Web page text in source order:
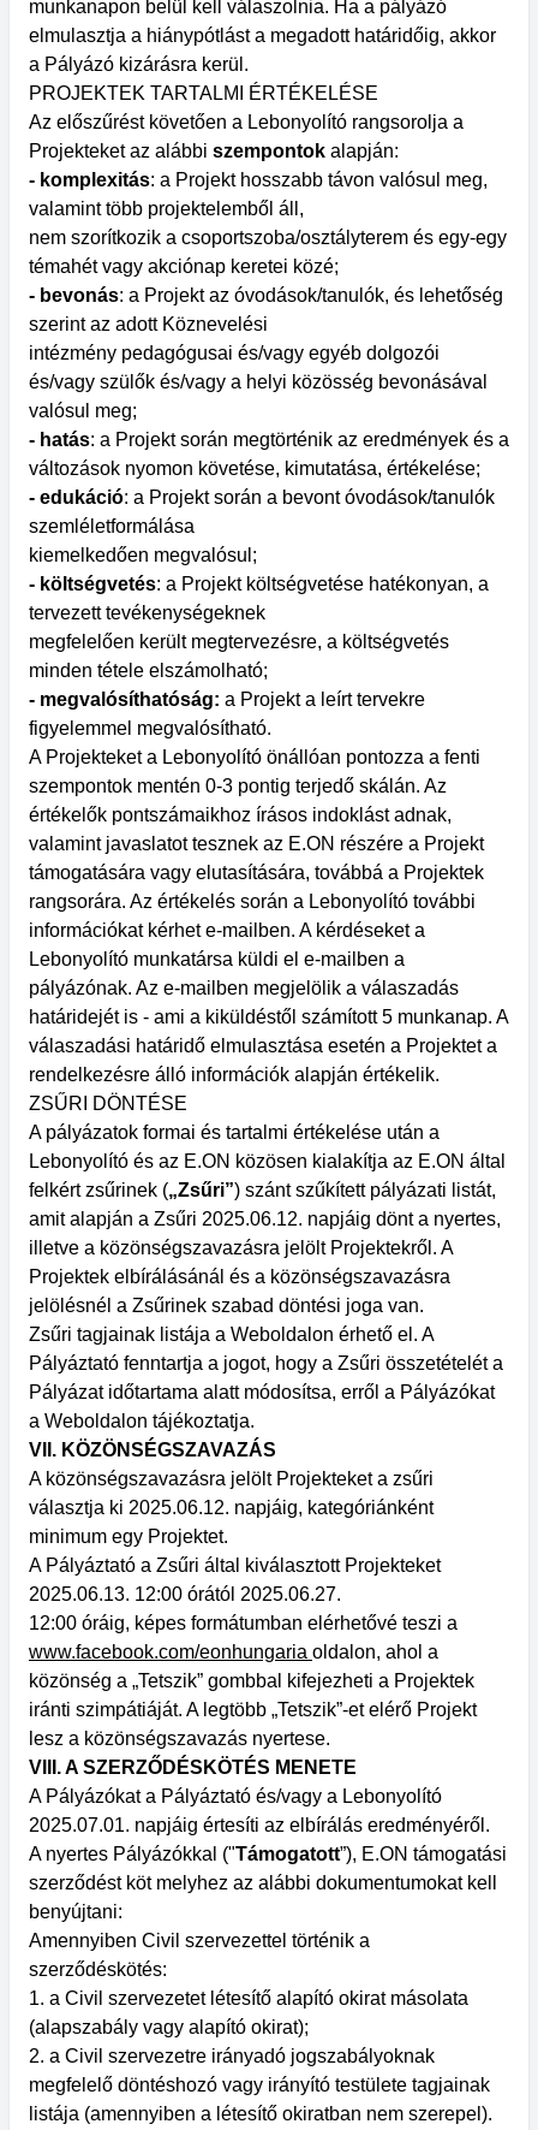
munkanapon belül kell válaszolnia. Ha a pályázó
elmulasztja a hiánypótlást a megadott határidőig, akkor
a Pályázó kizárásra kerül.
PROJEKTEK TARTALMI ÉRTÉKELÉSE
Az előszűrést követően a Lebonyolító rangsorolja a
Projekteket az alábbi szempontok alapján:
- komplexitás: a Projekt hosszabb távon valósul meg,
valamint több projektelemből áll,
nem szorítkozik a csoportszoba/osztályterem és egy-egy
témahét vagy akciónap keretei közé;
- bevonás: a Projekt az óvodások/tanulók, és lehetőség
szerint az adott Köznevelési
intézmény pedagógusai és/vagy egyéb dolgozói
és/vagy szülők és/vagy a helyi közösség bevonásával
valósul meg;
- hatás: a Projekt során megtörténik az eredmények és a
változások nyomon követése, kimutatása, értékelése;
- edukáció: a Projekt során a bevont óvodások/tanulók
szemléletformálása
kiemelkedően megvalósul;
- költségvetés: a Projekt költségvetése hatékonyan, a
tervezett tevékenységeknek
megfelelően került megtervezésre, a költségvetés
minden tétele elszámolható;
- megvalósíthatóság: a Projekt a leírt tervekre
figyelemmel megvalósítható.
A Projekteket a Lebonyolító önállóan pontozza a fenti
szempontok mentén 0-3 pontig terjedő skálán. Az
értékelők pontszámaikhoz írásos indoklást adnak,
valamint javaslatot tesznek az E.ON részére a Projekt
támogatására vagy elutasítására, továbbá a Projektek
rangsorára. Az értékelés során a Lebonyolító további
információkat kérhet e-mailben. A kérdéseket a
Lebonyolító munkatársa küldi el e-mailben a
pályázónak. Az e-mailben megjelölik a válaszadás
határidejét is - ami a kiküldéstől számított 5 munkanap. A
válaszadási határidő elmulasztása esetén a Projektet a
rendelkezésre álló információk alapján értékelik.
ZSŰRI DÖNTÉSE
A pályázatok formai és tartalmi értékelése után a
Lebonyolító és az E.ON közösen kialakítja az E.ON által
felkért zsűrinek („Zsűri”) szánt szűkített pályázati listát,
amit alapján a Zsűri 2025.06.12. napjáig dönt a nyertes,
illetve a közönségszavazásra jelölt Projektekről. A
Projektek elbírálásánál és a közönségszavazásra
jelölésnél a Zsűrinek szabad döntési joga van.
Zsűri tagjainak listája a Weboldalon érhető el. A
Pályáztató fenntartja a jogot, hogy a Zsűri összetételét a
Pályázat időtartama alatt módosítsa, erről a Pályázókat
a Weboldalon tájékoztatja.
VII. KÖZÖNSÉGSZAVAZÁS
A közönségszavazásra jelölt Projekteket a zsűri
választja ki 2025.06.12. napjáig, kategóriánként
minimum egy Projektet.
A Pályáztató a Zsűri által kiválasztott Projekteket
2025.06.13. 12:00 órától 2025.06.27.
12:00 óráig, képes formátumban elérhetővé teszi a
www.facebook.com/eonhungaria oldalon, ahol a
közönség a „Tetszik” gombbal kifejezheti a Projektek
iránti szimpátiáját. A legtöbb „Tetszik”-et elérő Projekt
lesz a közönségszavazás nyertese.
VIII. A SZERZŐDÉSKÖTÉS MENETE
A Pályázókat a Pályáztató és/vagy a Lebonyolító
2025.07.01. napjáig értesíti az elbírálás eredményéről.
A nyertes Pályázókkal ("Támogatott”), E.ON támogatási
szerződést köt melyhez az alábbi dokumentumokat kell
benyújtani:
Amennyiben Civil szervezettel történik a
szerződéskötés:
1. a Civil szervezetet létesítő alapító okirat másolata
(alapszabály vagy alapító okirat);
2. a Civil szervezetre irányadó jogszabályoknak
megfelelő döntéshozó vagy irányító testülete tagjainak
listája (amennyiben a létesítő okiratban nem szerepel).